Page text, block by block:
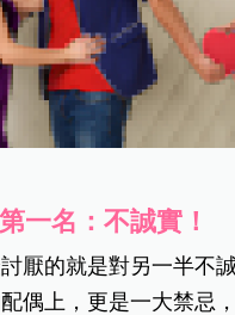
一名：不誠實！
厭的就是對另一半不
偶上，更是一大禁忌